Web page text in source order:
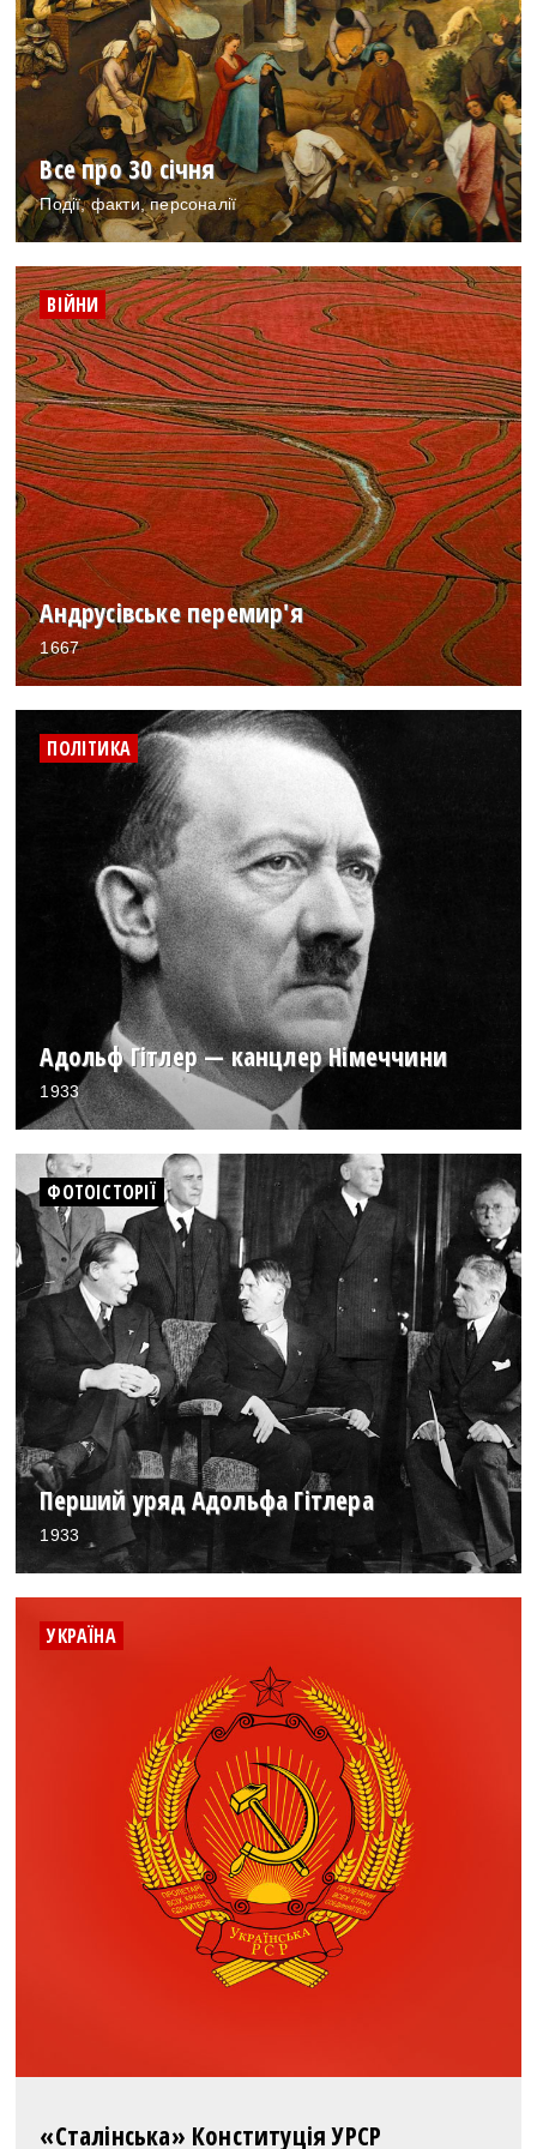
Все про 30 січня
Події, факти, персоналії
ВІЙНИ
Андрусівське перемир'я
1667
ПОЛІТИКА
Адольф Гітлер — канцлер Німеччини
1933
ФОТОІСТОРІЇ
Перший уряд Адольфа Гітлера
1933
УКРАЇНА
«Сталінська» Конституція УРСР